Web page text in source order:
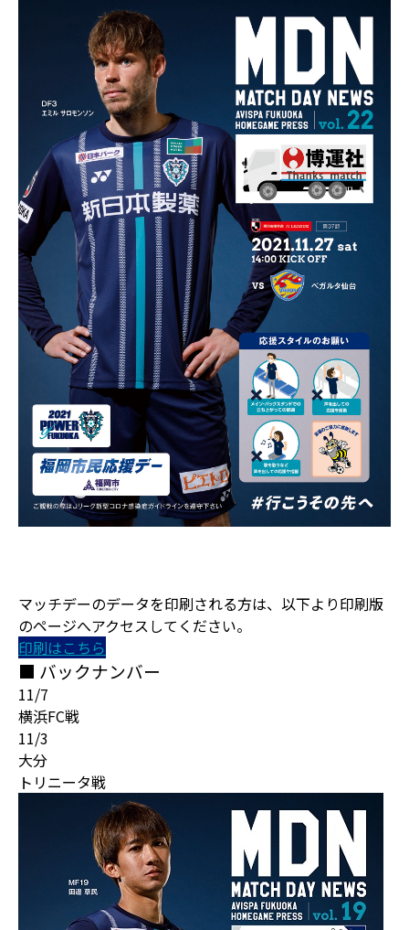
マッチデーのデータを印刷される方は、以下より印刷版
のページへアクセスしてください。
印刷はこちら
■ バックナンバー
11/7
横浜FC戦
11/3
大分
トリニータ戦